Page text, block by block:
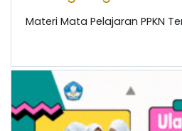
Materi Mata Pelajaran PPKN